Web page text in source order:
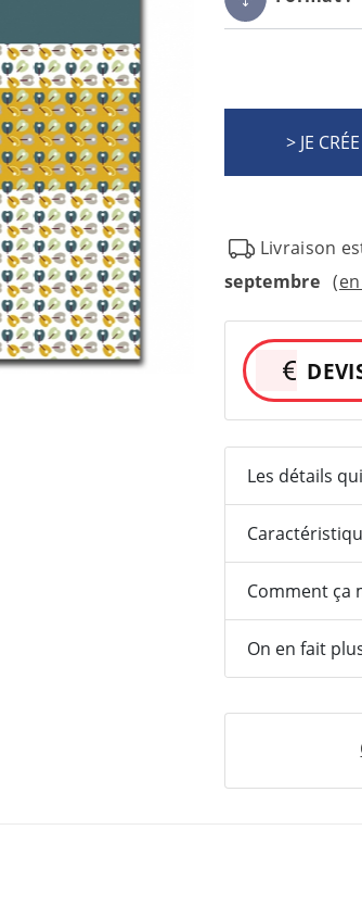
Livraison
septembre
Les détails
Comment ça
On en fait